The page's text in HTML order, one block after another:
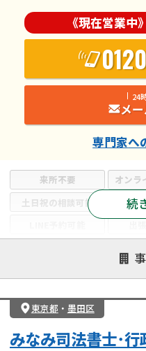
来所不要 オンラ
土日祝の相談可能
19時
遺言書作成・遺言執行
遺産分割
遺留
相続手続き
成年後見・任意後見
続
《現在営業中
24
メ
専門家へ
東京都 ・ 墨田区
みなみ司法書士･